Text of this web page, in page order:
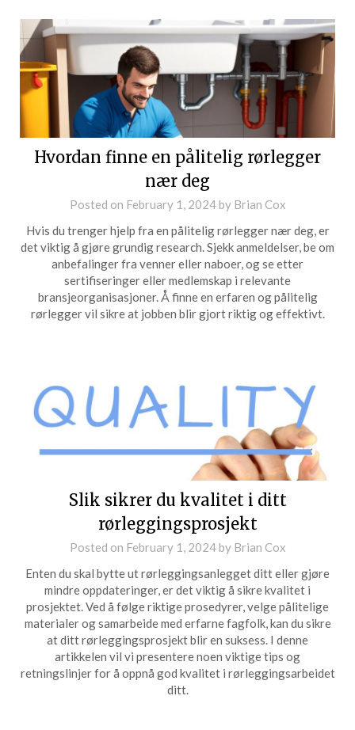
Hvordan finne en pålitelig rørlegger
nær deg
Posted on February 1, 2024by Brian Cox
Hvis du trenger hjelp fra en pålitelig rørlegger nær deg, er
det viktig å gjøre grundig research. Sjekk anmeldelser, be om
anbefalinger fra venner eller naboer, og se etter
sertifiseringer eller medlemskap i relevante
bransjeorganisasjoner. Å finne en erfaren og pålitelig
rørlegger vil sikre at jobben blir gjort riktig og effektivt.
Slik sikrer du kvalitet i ditt
rørleggingsprosjekt
Posted on February 1, 2024by Brian Cox
Enten du skal bytte ut rørleggingsanlegget ditt eller gjøre
mindre oppdateringer, er det viktig å sikre kvalitet i
prosjektet. Ved å følge riktige prosedyrer, velge pålitelige
materialer og samarbeide med erfarne fagfolk, kan du sikre
at ditt rørleggingsprosjekt blir en suksess. I denne
artikkelen vil vi presentere noen viktige tips og
retningslinjer for å oppnå god kvalitet i rørleggingsarbeidet
ditt.